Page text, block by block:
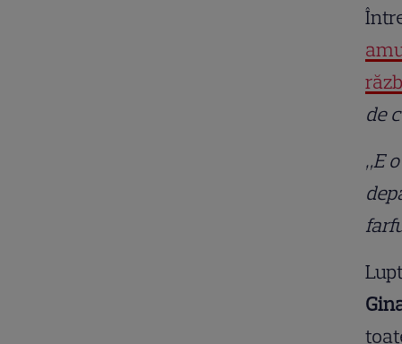
de
„E